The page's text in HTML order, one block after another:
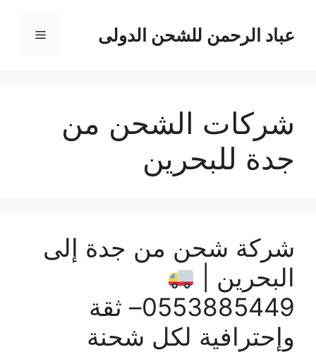
المحتوىعباد الرحمن للشحن الدولى القائمة
شركات الشحن من
جدة للبحرين
شركة شحن من جدة إلى
البحرين |
0553885449– ثقة
وإحترافية لكل شحنة